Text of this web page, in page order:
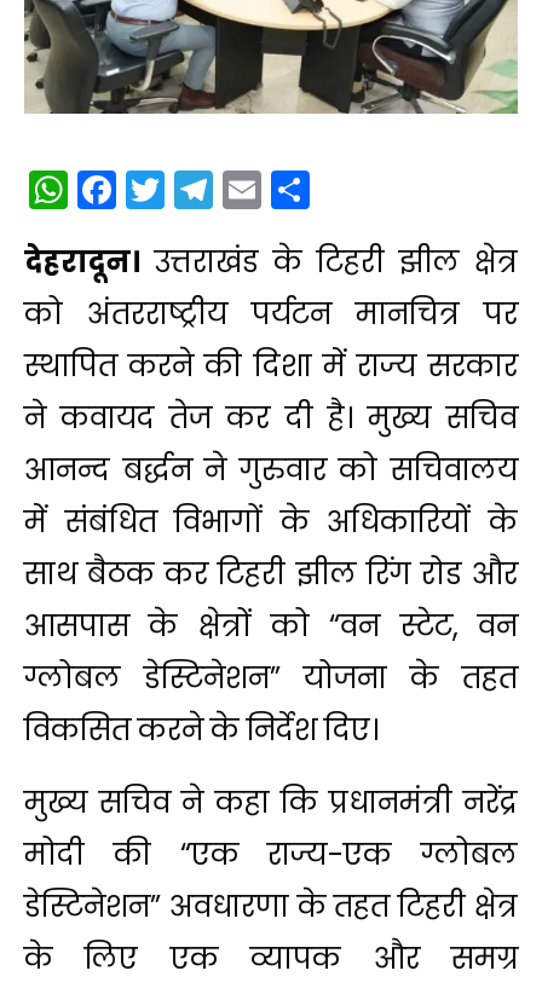
WhatsApp
Facebook
Twitter
Telegram
Email
देहरादून। उत्तराखंड के टिहरी झील क्षेत्र
को अंतरराष्ट्रीय पर्यटन मानचित्र पर
स्थापित करने की दिशा में राज्य सरकार
ने कवायद तेज कर दी है। मुख्य सचिव
आनन्द बर्द्धन ने गुरुवार को सचिवालय
में संबंधित विभागों के अधिकारियों के
साथ बैठक कर टिहरी झील रिंग रोड और
आसपास के क्षेत्रों को “वन स्टेट, वन
ग्लोबल डेस्टिनेशन” योजना के तहत
विकसित करने के निर्देश दिए।
मुख्य सचिव ने कहा कि प्रधानमंत्री नरेंद्र
मोदी की “एक राज्य-एक ग्लोबल
डेस्टिनेशन” अवधारणा के तहत टिहरी क्षेत्र
के लिए एक व्यापक और समग्र